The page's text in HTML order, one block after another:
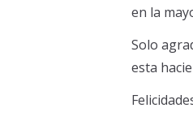
en la
Solo
esta